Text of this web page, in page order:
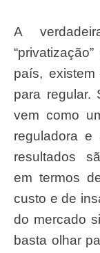
A verdadeira questão a respeito da
país,
para regular.
vem como
reguladora
resultados
em termos
custo e de
do mercado
basta olhar